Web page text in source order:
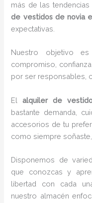
más de las
de vestidos de novia
expectativas.
Nuestro objetivo es
compromiso,
por ser responsables,
Elalquiler de
bastante demanda,
accesorios de tu
como siempre
Disponemos de
que conozcas y
libertad con cada
nuestro almacén